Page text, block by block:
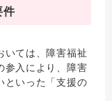
件
いては、障害福祉
参入により、障害
といった「支援の